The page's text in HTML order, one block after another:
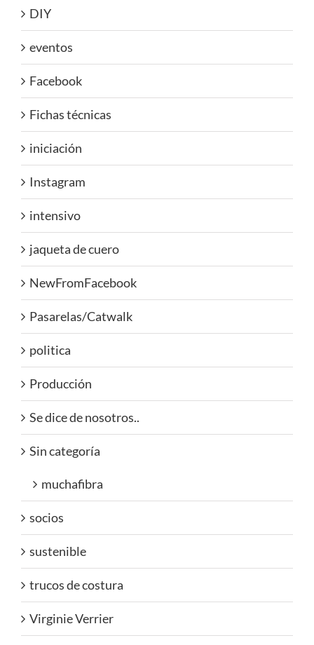
DIY
eventos
Facebook
Fichas técnicas
iniciación
Instagram
intensivo
jaqueta de cuero
NewFromFacebook
Pasarelas/Catwalk
politica
Producción
Se dice de nosotros..
Sin categoría
muchafibra
socios
sustenible
trucos de costura
Virginie Verrier